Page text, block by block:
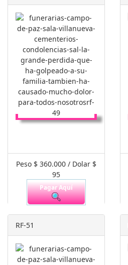
Peso $ 360.000 / Dolar $
95
Pagar Aquí
RF-51